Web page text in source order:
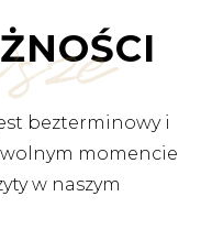
bezterminowy i
momencie
w naszym